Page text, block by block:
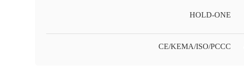
HOLD-ONE
CE/KEMA/ISO/PCCC